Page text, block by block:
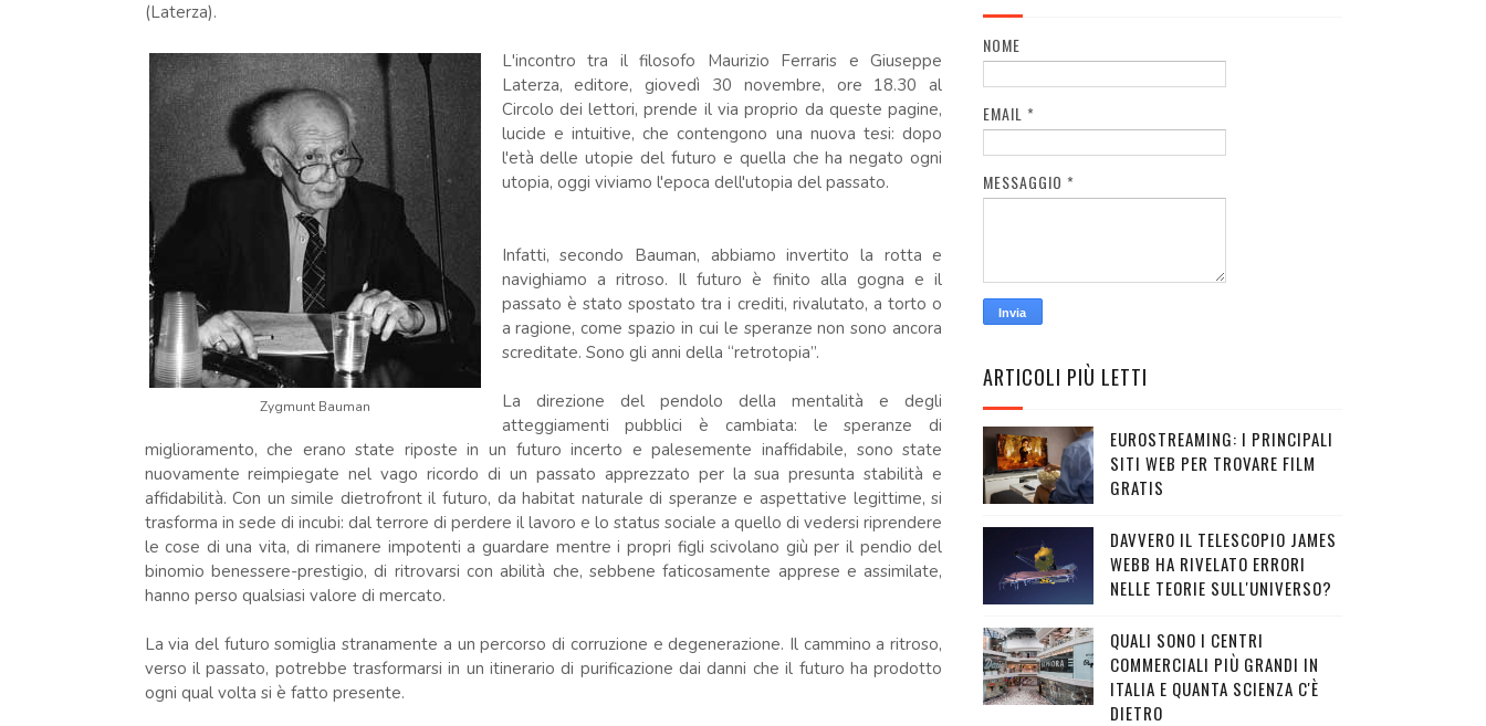
(Laterza).
Zygmunt Bauman
L'incontro tra il filosofo Maurizio Ferraris e Giuseppe
Laterza, editore, giovedì 30 novembre, ore 18.30 al
Circolo dei lettori, prende il via proprio da queste pagine,
lucide e intuitive, che contengono una nuova tesi: dopo
l'età delle utopie del futuro e quella che ha negato ogni
utopia, oggi viviamo l'epoca dell'utopia del passato.
Infatti, secondo Bauman, abbiamo invertito la rotta e
navighiamo a ritroso. Il futuro è finito alla gogna e il
passato è stato spostato tra i crediti, rivalutato, a torto o
a ragione, come spazio in cui le speranze non sono ancora
screditate. Sono gli anni della “retrotopia”.
La direzione del pendolo della mentalità e degli
atteggiamenti pubblici è cambiata: le speranze di
miglioramento, che erano state riposte in un futuro incerto e palesemente inaffidabile, sono state
nuovamente reimpiegate nel vago ricordo di un passato apprezzato per la sua presunta stabilità e
affidabilità. Con un simile dietrofront il futuro, da habitat naturale di speranze e aspettative legittime, si
trasforma in sede di incubi: dal terrore di perdere il lavoro e lo status sociale a quello di vedersi riprendere
le cose di una vita, di rimanere impotenti a guardare mentre i propri figli scivolano giù per il pendio del
binomio benessere-prestigio, di ritrovarsi con abilità che, sebbene faticosamente apprese e assimilate,
hanno perso qualsiasi valore di mercato.
La via del futuro somiglia stranamente a un percorso di corruzione e degenerazione. Il cammino a ritroso,
verso il passato, potrebbe trasformarsi in un itinerario di purificazione dai danni che il futuro ha prodotto
ogni qual volta si è fatto presente.
NOME
EMAIL *
MESSAGGIO *
ARTICOLI PIÙ LETTI
EUROSTREAMING: I PRINCIPALI
SITI WEB PER TROVARE FILM
GRATIS
DAVVERO IL TELESCOPIO JAMES
WEBB HA RIVELATO ERRORI
NELLE TEORIE SULL'UNIVERSO?
QUALI SONO I CENTRI
COMMERCIALI PIÙ GRANDI IN
ITALIA E QUANTA SCIENZA C'È
DIETRO